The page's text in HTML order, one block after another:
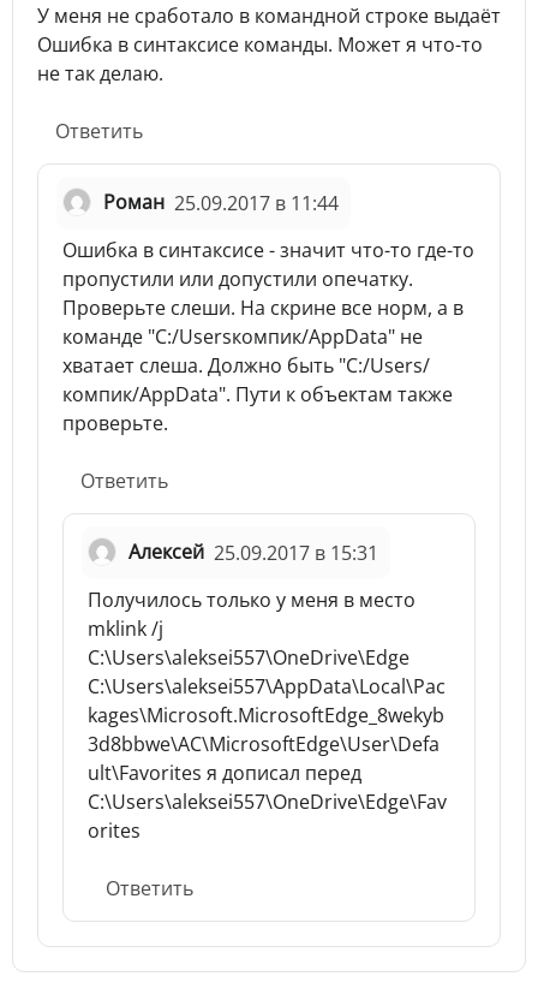
У меня не сработало в командной строке выдаёт
Ошибка в синтаксисе команды. Может я что-то
не так делаю.
Ответить
Роман 25.09.2017 в 11:44
Ошибка в синтаксисе - значит что-то где-то
пропустили или допустили опечатку.
Проверьте слеши. На скрине все норм, а в
команде "C:/Usersкомпик/AppData" не
хватает слеша. Должно быть "C:/Users/
компик/AppData". Пути к объектам также
проверьте.
Ответить
Алексей 25.09.2017 в 15:31
Получилось только у меня в место
mklink /j
C:\Users\aleksei557\OneDrive\Edge
C:\Users\aleksei557\AppData\Local\Pac
kages\Microsoft.MicrosoftEdge_8wekyb
3d8bbwe\AC\MicrosoftEdge\User\Defa
ult\Favorites я дописал перед
C:\Users\aleksei557\OneDrive\Edge\Fav
orites
Ответить